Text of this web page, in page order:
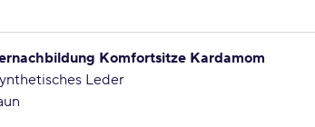
Komfortsitze Kardamom
Leder